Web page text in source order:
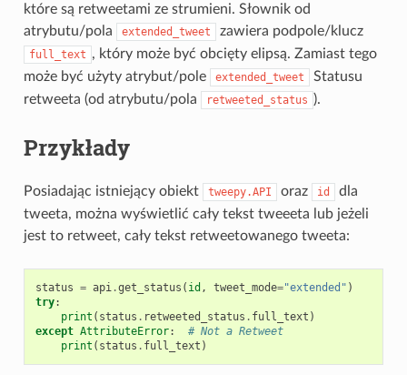
które są retweetami ze strumieni. Słownik od
atrybutu/pola
extended_tweet zawiera podpole/klucz
full_text , który może być obcięty elipsą. Zamiast tego
może być użyty atrybut/pole
extended_tweet
Statusu
retweeta (od atrybutu/pola
retweeted_status ).
Przykłady
Posiadając istniejący obiekt tweepy.API oraz id
dla
tweeta, można wyświetlić cały tekst tweeeta lub jeżeli
jest to retweet, cały tekst retweetowanego tweeta:
status = api .get_status ( id , tweet_mode="extended" )
try:
print ( status . retweeted_status . full_text )
except AttributeError:
# Not a Retweet
print ( status . full_text )